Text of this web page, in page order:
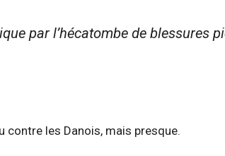
par l’hécatombe de blessures
contre les Danois, mais presque.